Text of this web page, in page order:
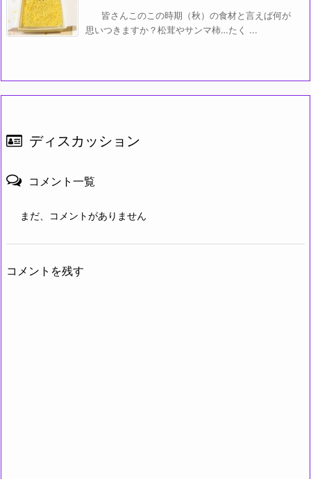
皆さんこのこの時期（秋）の食材と言えば何が
思いつきますか？松茸やサンマ柿…たく ...
ディスカッション
コメント一覧
まだ、コメントがありません
コメントを残す